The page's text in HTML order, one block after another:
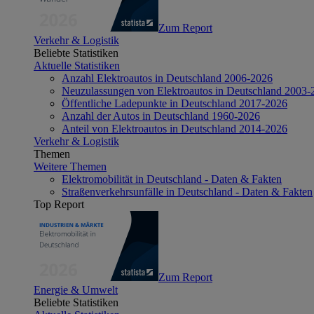
Zum Report
Verkehr & Logistik
Beliebte Statistiken
Aktuelle Statistiken
Anzahl Elektroautos in Deutschland 2006-2026
Neuzulassungen von Elektroautos in Deutschland 2003-
Öffentliche Ladepunkte in Deutschland 2017-2026
Anzahl der Autos in Deutschland 1960-2026
Anteil von Elektroautos in Deutschland 2014-2026
Verkehr & Logistik
Themen
Weitere Themen
Elektromobilität in Deutschland - Daten & Fakten
Straßenverkehrsunfälle in Deutschland - Daten & Fakten
Top Report
Zum Report
Energie & Umwelt
Beliebte Statistiken